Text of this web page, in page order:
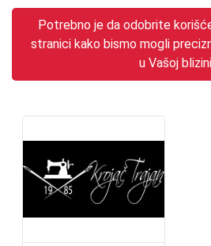
Potrebno je da odobrite
stranici kako bismo mogli
u Vašoj